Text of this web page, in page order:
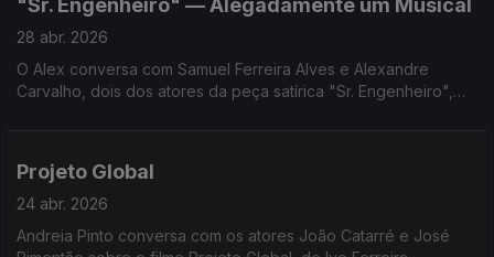
"Sr. Engenheiro" — Alegadamente um Musical
28 abr. 2026
O Alex conversa com Samuel Ferreira Alves e Alexandre
Carvalho, dois dos atores da peça satírica "Sr. Engenheiro",
Projeto Global
24 abr. 2026
Andreia Pinto conversa com os atores João Catarré e José